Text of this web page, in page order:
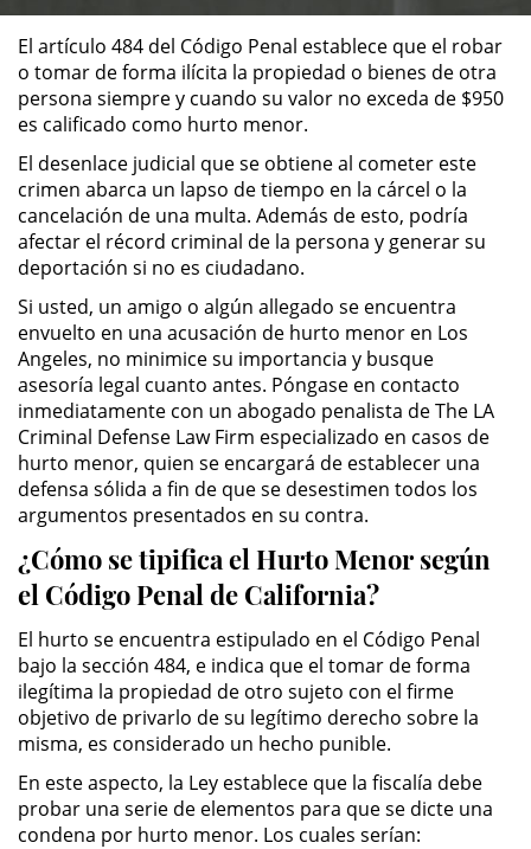
Practice Areas
ALTERNATIVE SENTENCING
Military Diversion
Áreas de Practica
Asalto y Agresión
Agresión Agravada
Agresión Contra un Agente del
Orden Público
Asalto con Arma Mortal
Asalto con Químicos Cáusticos
Asalto Contra un Funcionario
Público
Asalto Simple
Asuntos Posteriores a la Condena
Anulando o Rechazando una
Condena
El artículo 484 del Código Penal establece que el robar
o tomar de forma ilícita la propiedad o bienes de otra
persona siempre y cuando su valor no exceda de $950
es calificado como hurto menor.
El desenlace judicial que se obtiene al cometer este
crimen abarca un lapso de tiempo en la cárcel o la
cancelación de una multa. Además de esto, podría
afectar el récord criminal de la persona y generar su
deportación si no es ciudadano.
Si usted, un amigo o algún allegado se encuentra
envuelto en una acusación de hurto menor en Los
Angeles, no minimice su importancia y busque
asesoría legal cuanto antes. Póngase en contacto
inmediatamente con un abogado penalista de The LA
Criminal Defense Law Firm especializado en casos de
hurto menor, quien se encargará de establecer una
defensa sólida a fin de que se desestimen todos los
argumentos presentados en su contra.
¿Cómo se tipifica el Hurto Menor según
el Código Penal de California?
El hurto se encuentra estipulado en el Código Penal
bajo la sección 484, e indica que el tomar de forma
ilegítima la propiedad de otro sujeto con el firme
objetivo de privarlo de su legítimo derecho sobre la
misma, es considerado un hecho punible.
En este aspecto, la Ley establece que la fiscalía debe
probar una serie de elementos para que se dicte una
condena por hurto menor. Los cuales serían: